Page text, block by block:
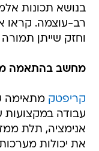
בנושא תכונות
רב-עוצמה. קראו
וחזק שייתן
מחשב בהתאמה
קריפטק מתאימה
עבודה במקצועות
אנימציה, תלת
את יכולות